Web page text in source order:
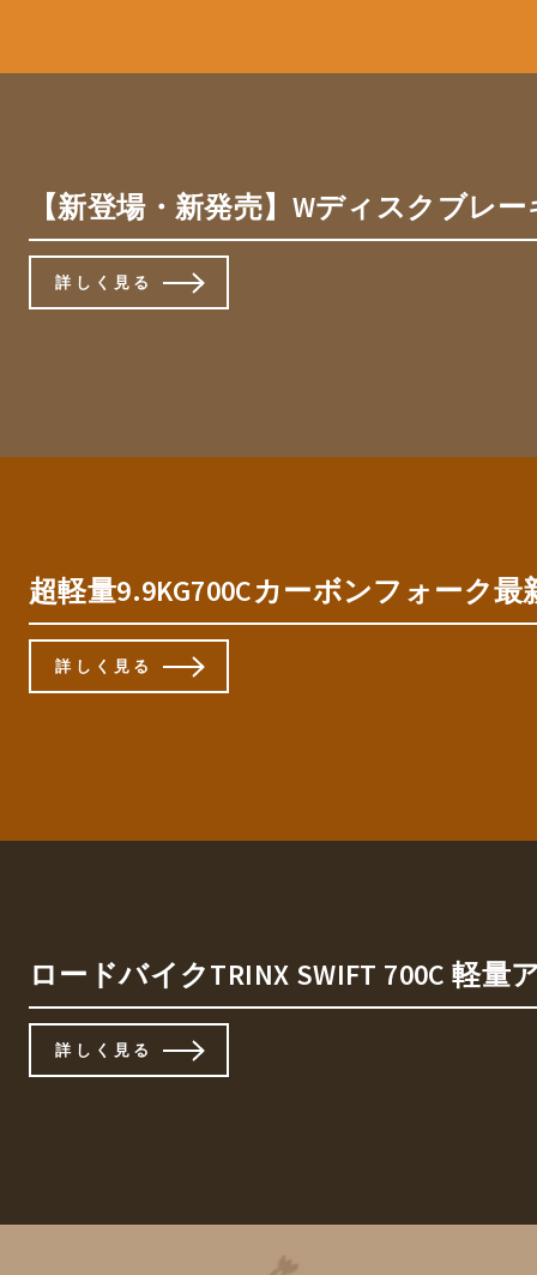
【新登場・新発売】Wディスクブレ
詳しく見る
超軽量9.9KG700Cカーボンフォーク
詳しく見る
ロードバイクTRINX SWIFT 700C 軽
詳しく見る